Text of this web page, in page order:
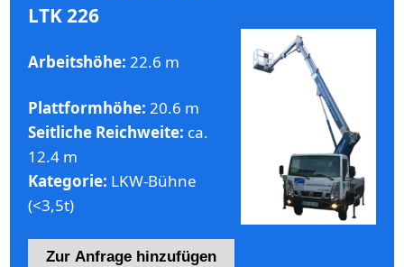
LTK 226
Arbeitshöhe: 22.6 m
Plattformhöhe: 20.6 m
Seitliche Reichweite: ca.
12.4 m
Kategorie: LKW-Bühne
(<3,5t)
Zur Anfrage hinzufügen